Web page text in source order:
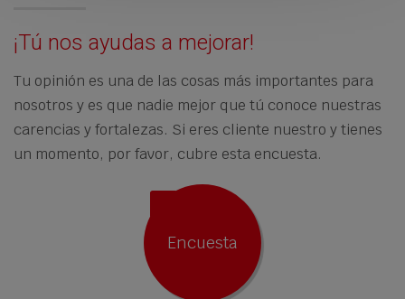
¡Tú nos ayudas a mejorar!
Tu opinión es una de las cosas más importantes para
nosotros y es que nadie mejor que tú conoce nuestras
carencias y fortalezas. Si eres cliente nuestro y tienes
un momento, por favor, cubre esta encuesta.
Encuesta